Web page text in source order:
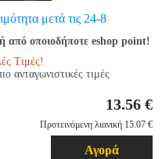
μετά τις 24-8
από οποιοδήποτε eshop point!
Τιμές!
ανταγωνιστικές τιμές
13.56 €
Προτεινόμενη λιανική 15.07 €
Αγορά